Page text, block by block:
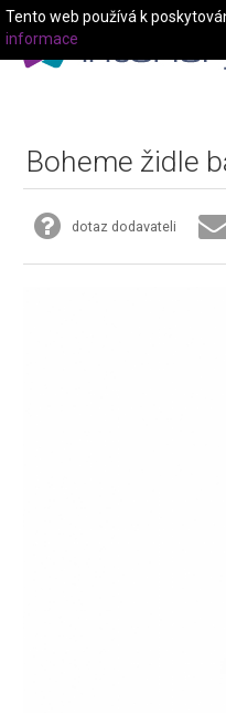
Boheme židle
dotaz dodavateli
Tento web používá k
informace